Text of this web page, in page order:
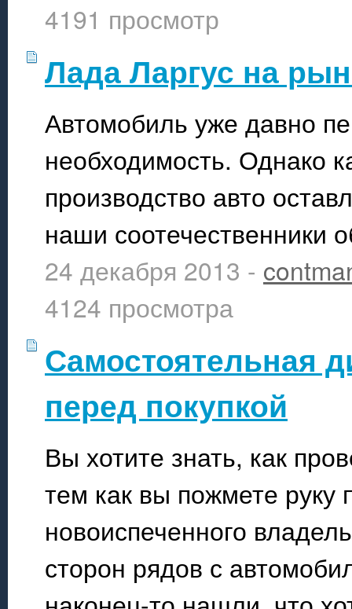
4191 просмотр
Лада Ларгус на
Автомобиль уже давно
необходимость. Однако
производство авто
наши соотечественники
24 декабря 2013 -
4124 просмотра
Самостоятельная
перед покупкой
Вы хотите знать, как
тем как вы пожмете руку
новоиспеченного
сторон рядов с